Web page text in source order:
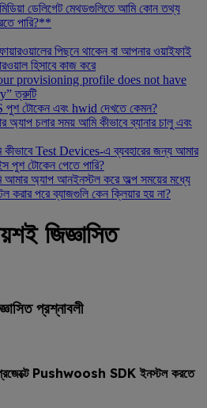
ডেলিগেট মেথডগুলিতে আমি কোন তথ্য
পারি?**
পিছনে থাকেন বা আপনার ওয়াইফাই
হিসাবে কাজ করে
provisioning profile does not have
ত্রুটি
পুশ টোকেন এবং hwid দেখতে কেমন?
অ্যাপ চলার সময় আমি কীভাবে ব্যানার চালু এবং
Test Devices-এ ব্যবহারের জন্য আমার
পুশ টোকেন পেতে পারি?
অ্যাপ আনইনস্টল করে অল্প সময়ের মধ্যে
করার পরে ব্যাজগুলি কেন ক্লিয়ার হয় না?
জিজ্ঞাসিত
প্রশ্নাবলী
Pushwoosh SDK ইনস্টল করতে